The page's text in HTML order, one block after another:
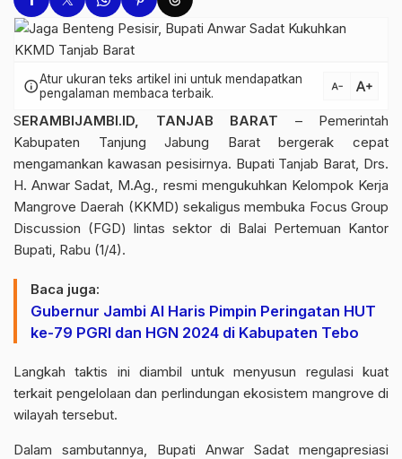
infoAtur ukuran teks artikel ini untuk mendapatkan
pengalaman membaca terbaik.
text_decrease text_increase
SERAMBIJAMBI.ID, TANJAB BARAT – Pemerintah
Kabupaten Tanjung Jabung Barat bergerak cepat
mengamankan kawasan pesisirnya. Bupati Tanjab Barat, Drs.
H. Anwar Sadat, M.Ag., resmi mengukuhkan Kelompok Kerja
Mangrove Daerah (KKMD) sekaligus membuka Focus Group
Discussion (FGD) lintas sektor di Balai Pertemuan Kantor
Bupati, Rabu (1/4).
Baca juga:
Gubernur Jambi Al Haris Pimpin Peringatan HUT
ke-79 PGRI dan HGN 2024 di Kabupaten Tebo
Langkah taktis ini diambil untuk menyusun regulasi kuat
terkait pengelolaan dan perlindungan ekosistem mangrove di
wilayah tersebut.
Dalam sambutannya, Bupati Anwar Sadat mengapresiasi